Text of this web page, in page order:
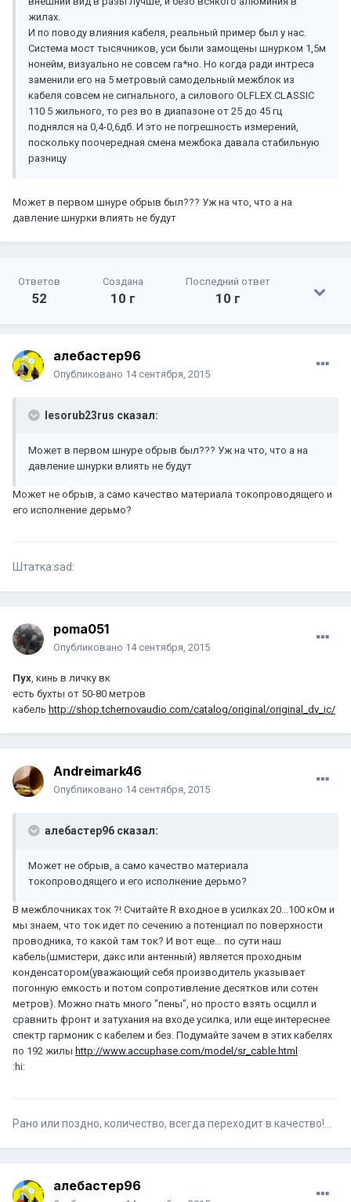
жилах.
И по поводу влияния кабеля, реальный пример был у нас.
Система мост тысячников, уси были замощены шнурком 1,5м
нонейм, визуально не совсем гa*но. Но когда ради интреса
заменили его на 5 метровый самодельный межблок из
кабеля совсем не сигнального, а силового OLFLEX CLASSIC
110 5 жильного, то рез во в диапазоне от 25 до 45 гц
поднялся на 0,4-0,6дб. И это не погрешность измерений,
поскольку поочередная смена межбока давала стабильную
разницу
Может в первом шнуре обрыв был??? Уж на что, что а на
давление шнурки влиять не будут
Ответов
52
Создана
10 г
Последний ответ
10 г
алебастер96
Опубликовано 14 сентября, 2015
lesorub23rus сказал:
Может в первом шнуре обрыв был??? Уж на что, что а на
давление шнурки влиять не будут
Может не обрыв, а само качество материала токопроводящего и
его исполнение дерьмо?
Штатка:sad:
poma051
Опубликовано 14 сентября, 2015
Пух, кинь в личку вк
есть бухты от 50-80 метров
кабель http://shop.tchernovaudio.com/catalog/original/original_dv_ic/
Andreimark46
Опубликовано 14 сентября, 2015
алебастер96 сказал:
Может не обрыв, а само качество материала
токопроводящего и его исполнение дерьмо?
В межблочниках ток ?! Считайте R входное в усилках 20...100 кОм и
мы знаем, что ток идет по сечению а потенциал по поверхности
проводника, то какой там ток? И вот еще... по сути наш
кабель(шмистери, дакс или антенный) является проходным
конденсатором(уважающий себя производитель указывает
погонную емкость и потом сопротивление десятков или сотен
метров). Можно гнать много "пены", но просто взять осцилл и
сравнить фронт и затухания на входе усилка, или еще интереснее
спектр гармоник с кабелем и без. Подумайте зачем в этих кабелях
по 192 жилы http://www.accuphase.com/model/sr_cable.html
:hi:
Рано или поздно, количество, всегда переходит в качество!...
алебастер96